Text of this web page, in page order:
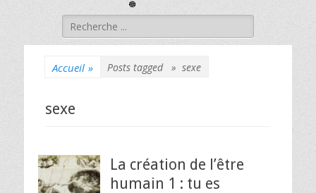
Rechercher :
Accueil » Posts tagged » sexe
sexe
La création de l’être
humain 1 : tu es